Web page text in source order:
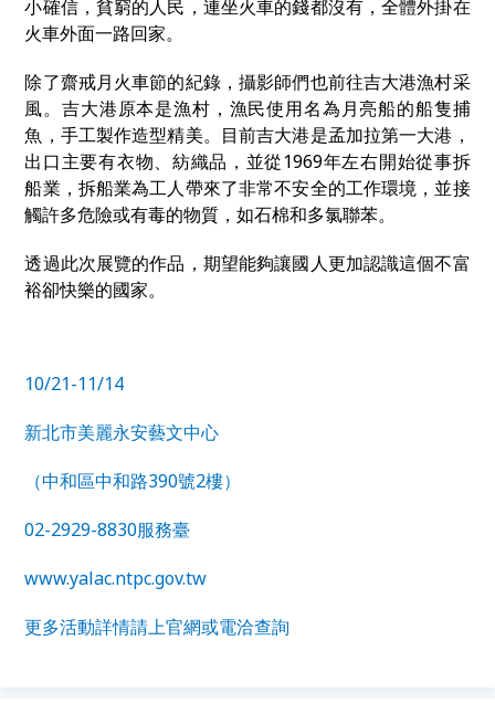
小確信，貧窮的人民，連坐火車的錢都沒有，全體外掛在
火車外面一路回家。
除了齋戒月火車節的紀錄，攝影師們也前往吉大港漁村采
風。吉大港原本是漁村，漁民使用名為月亮船的船隻捕
魚，手工製作造型精美。目前吉大港是孟加拉第一大港，
出口主要有衣物、紡織品，並從1969年左右開始從事拆
船業，拆船業為工人帶來了非常不安全的工作環境，並接
觸許多危險或有毒的物質，如石棉和多氯聯苯。
透過此次展覽的作品，期望能夠讓國人更加認識這個不富
裕卻快樂的國家。
10/21-11/14
新北市美麗永安藝文中心
（中和區中和路390號2樓）
02-2929-8830服務臺
www.yalac.ntpc.gov.tw
更多活動詳情請上官網或電洽查詢